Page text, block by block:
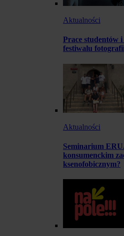
Aktualności
Prace studentów
festiwalu
Aktualności
Seminarium
konsumenckim
ksenofobicznym?